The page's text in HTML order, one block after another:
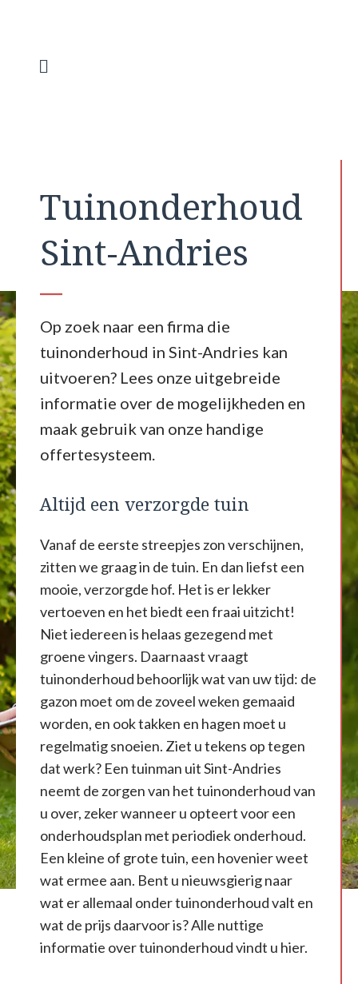
inhoud
Tuinonderhoud
Sint-Andries
Op zoek naar een firma die
tuinonderhoud in Sint-Andries kan
uitvoeren? Lees onze uitgebreide
informatie over de mogelijkheden en
maak gebruik van onze handige
offertesysteem.
Altijd een verzorgde tuin
Vanaf de eerste streepjes zon verschijnen,
zitten we graag in de tuin. En dan liefst een
mooie, verzorgde hof. Het is er lekker
vertoeven en het biedt een fraai uitzicht!
Niet iedereen is helaas gezegend met
groene vingers. Daarnaast vraagt
tuinonderhoud behoorlijk wat van uw tijd: de
gazon moet om de zoveel weken gemaaid
worden, en ook takken en hagen moet u
regelmatig snoeien. Ziet u tekens op tegen
dat werk? Een tuinman uit Sint-Andries
neemt de zorgen van het tuinonderhoud van
u over, zeker wanneer u opteert voor een
onderhoudsplan met periodiek onderhoud.
Een kleine of grote tuin, een hovenier weet
wat ermee aan. Bent u nieuwsgierig naar
wat er allemaal onder tuinonderhoud valt en
wat de prijs daarvoor is? Alle nuttige
informatie over tuinonderhoud vindt u hier.